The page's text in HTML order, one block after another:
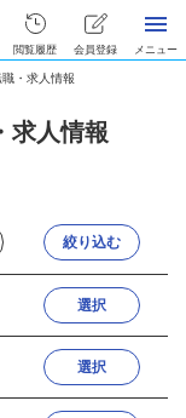
閲覧履歴 会員登録 メニュー
・求人情報
求人情報
絞り込む
選択
選択